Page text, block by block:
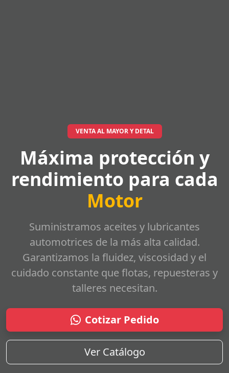
VENTA AL MAYOR Y DETAL
Máxima protección y
rendimiento para cada
Motor
Suministramos aceites y lubricantes
automotrices de la más alta calidad.
Garantizamos la fluidez, viscosidad y el
cuidado constante que flotas, repuesteras y
talleres necesitan.
Cotizar Pedido
Ver Catálogo